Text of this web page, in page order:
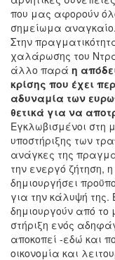
που μας αφορούν
σημείωμα αναγκαίο.
Στην
χαλάρωσης του
άλλο παρά η
κρίσης που έχει
αδυναμία των
θετικά για να
Εγκλωβισμένοι στη
υποστήριξης των
ανάγκες της
την ενεργό ζήτηση,
δημιουργήσει
για την κάλυψή της.
δημιουργούν από το
στήριξη ενός
αποκοπεί -εδώ και
οικονομία και